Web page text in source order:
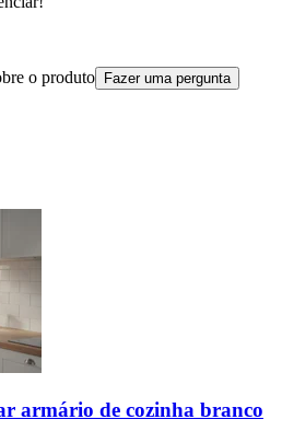
o produto Fazer uma pergunta
armário de cozinha branco